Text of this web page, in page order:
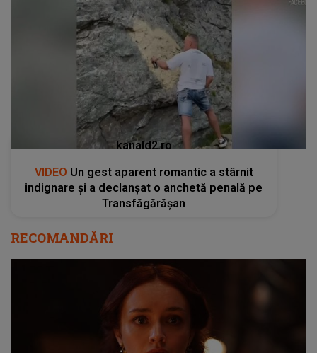
kanald2.ro
VIDEO Un gest aparent romantic a stârnit
indignare și a declanșat o anchetă penală pe
Transfăgărășan
RECOMANDĂRI